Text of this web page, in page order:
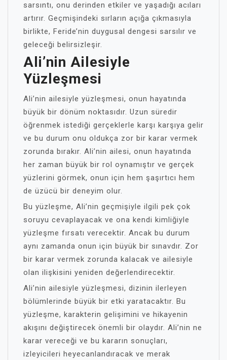
sarsıntı, onu derinden etkiler ve yaşadığı acıları
artırır. Geçmişindeki sırların açığa çıkmasıyla
birlikte, Feride’nin duygusal dengesi sarsılır ve
geleceği belirsizleşir.
Ali’nin Ailesiyle
Yüzleşmesi
Ali’nin ailesiyle yüzleşmesi, onun hayatında
büyük bir dönüm noktasıdır. Uzun süredir
öğrenmek istediği gerçeklerle karşı karşıya gelir
ve bu durum onu oldukça zor bir karar vermek
zorunda bırakır. Ali’nin ailesi, onun hayatında
her zaman büyük bir rol oynamıştır ve gerçek
yüzlerini görmek, onun için hem şaşırtıcı hem
de üzücü bir deneyim olur.
Bu yüzleşme, Ali’nin geçmişiyle ilgili pek çok
soruyu cevaplayacak ve ona kendi kimliğiyle
yüzleşme fırsatı verecektir. Ancak bu durum
aynı zamanda onun için büyük bir sınavdır. Zor
bir karar vermek zorunda kalacak ve ailesiyle
olan ilişkisini yeniden değerlendirecektir.
Ali’nin ailesiyle yüzleşmesi, dizinin ilerleyen
bölümlerinde büyük bir etki yaratacaktır. Bu
yüzleşme, karakterin gelişimini ve hikayenin
akışını değiştirecek önemli bir olaydır. Ali’nin ne
karar vereceği ve bu kararın sonuçları,
izleyicileri heyecanlandıracak ve merak